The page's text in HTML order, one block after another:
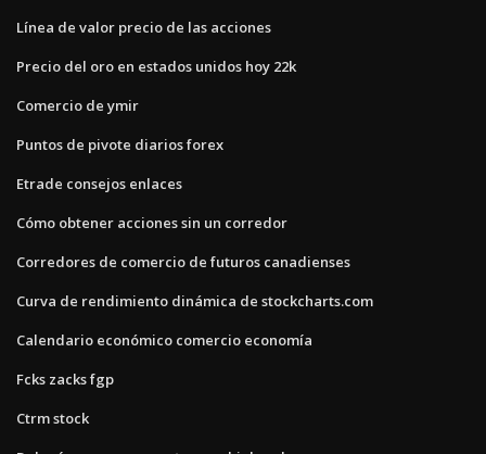
Línea de valor precio de las acciones
Precio del oro en estados unidos hoy 22k
Comercio de ymir
Puntos de pivote diarios forex
Etrade consejos enlaces
Cómo obtener acciones sin un corredor
Corredores de comercio de futuros canadienses
Curva de rendimiento dinámica de stockcharts.com
Calendario económico comercio economía
Fcks zacks fgp
Ctrm stock